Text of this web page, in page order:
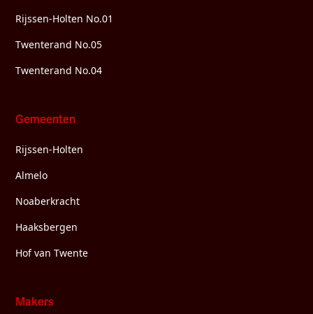
Rijssen-Holten No.01
Twenterand No.05
Twenterand No.04
Gemeenten
Rijssen-Holten
Almelo
Noaberkracht
Haaksbergen
Hof van Twente
Makers